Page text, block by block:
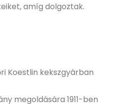
amíg dolgoztak.
Koestlin kekszgyárban
megoldására 1911-ben